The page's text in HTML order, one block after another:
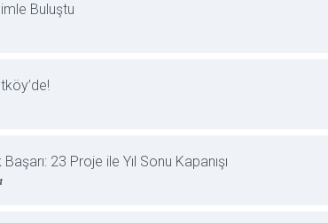
Buluştu
23 Proje ile Yıl Sonu Kapanışı